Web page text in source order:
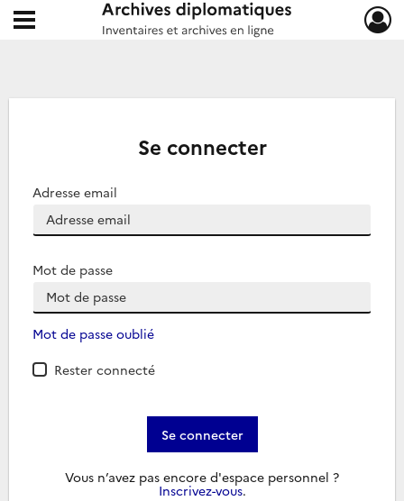
Archives diplomatiques
Ouvrir le menu déroulant
Se connecter
Adresse email
Mot de passe
Mot de passe oublié
Rester connecté
Se connecter
Vous n’avez pas encore d'espace personnel ?
Inscrivez-vous.